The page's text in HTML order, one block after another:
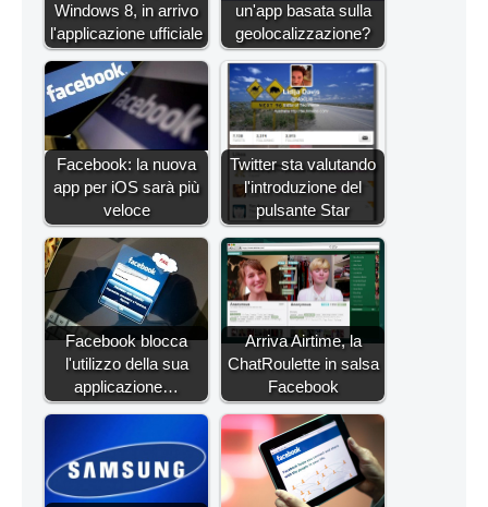
Windows 8, in arrivo
l'applicazione ufficiale
un'app basata sulla
geolocalizzazione?
Facebook: la nuova
app per iOS sarà più
veloce
Twitter sta valutando
l'introduzione del
pulsante Star
Facebook blocca
l'utilizzo della sua
applicazione…
Arriva Airtime, la
ChatRoulette in salsa
Facebook